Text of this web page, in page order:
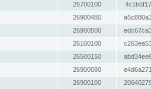
26700100
26900480
26900500
26100100
26500150
26900080
26900100